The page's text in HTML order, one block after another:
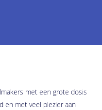
met een grote dosis
en met veel plezier aan